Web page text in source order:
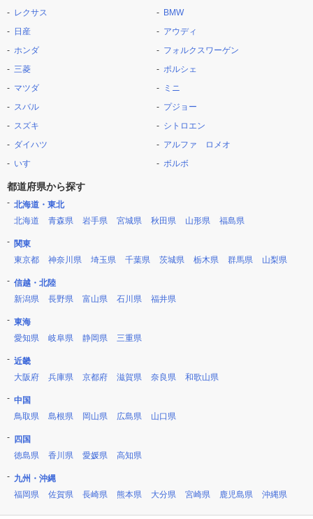
レクサス
日産
ホンダ
三菱
マツダ
スバル
スズキ
ダイハツ
いすゞ
BMW
アウディ
フォルクスワーゲン
ポルシェ
ミニ
プジョー
シトロエン
アルファ ロメオ
ボルボ
都道府県から探す
北海道・東北
北海道
青森県 岩手県 宮城県 秋田県 山形県 福島県
関東
東京都
神奈川県 埼玉県 千葉県 茨城県 栃木県 群馬県 山梨県
信越・北陸
新潟県
長野県 富山県 石川県 福井県
東海
愛知県
岐阜県 静岡県 三重県
近畿
大阪府
兵庫県 京都府 滋賀県 奈良県 和歌山県
中国
鳥取県
島根県 岡山県 広島県 山口県
四国
徳島県
香川県 愛媛県 高知県
九州・沖縄
福岡県
佐賀県 長崎県 熊本県 大分県 宮崎県 鹿児島県 沖縄県